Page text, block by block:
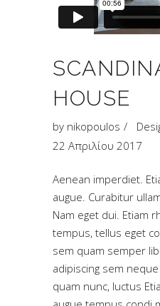
HOUSE
by nikopoulos
22 Απριλίου 2017
Aenean imperdiet.
augue. Curabitur
Nam eget dui. Etiam
tempus, tellus eget
sem quam semper
adipiscing sem
quam nunc, luctus